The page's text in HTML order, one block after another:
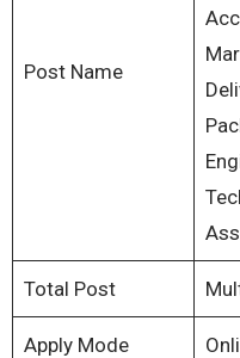
Post Name
Total Post
Apply Mode